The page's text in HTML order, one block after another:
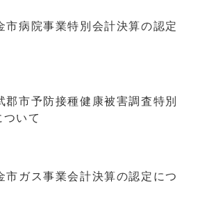
病院事業特別会計決算の認定
市予防接種健康被害調査特別
いて
ガス事業会計決算の認定につ